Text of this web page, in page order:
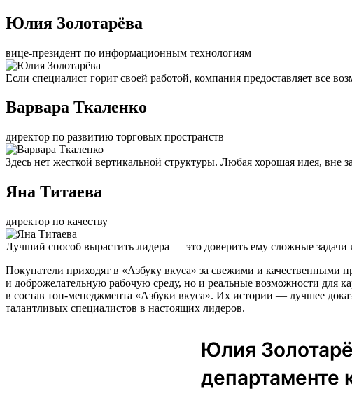
Юлия Золотарёва
вице-президент по информационным технологиям
Если специалист горит своей работой, компания предоставляет все
Варвара Ткаленко
директор по развитию торговых пространств
Здесь нет жесткой вертикальной структуры. Любая хорошая идея,
Яна Титаева
директор по качеству
Лучший способ вырастить лидера — это доверить ему сложные
Покупатели приходят в «Азбуку вкуса» за свежими и качественными
и доброжелательную рабочую среду, но и реальные возможности для
в состав топ-менеджмента «Азбуки вкуса». Их истории — лучшее
талантливых специалистов в настоящих лидеров.
Юлия
департаменте